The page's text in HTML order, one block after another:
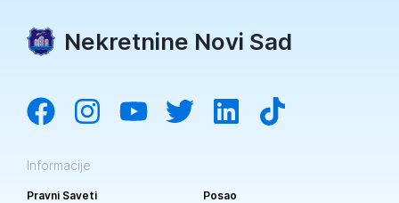
Nekretnine Novi Sad
Informacije
Pravni Saveti
Posao